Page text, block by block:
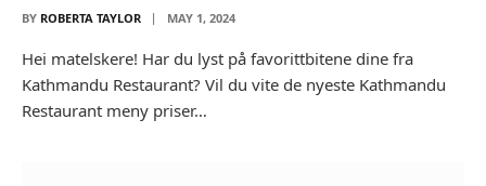
BY ROBERTA TAYLOR MAY 1, 2024
Hei matelskere! Har du lyst på favorittbitene dine fra
Kathmandu Restaurant? Vil du vite de nyeste Kathmandu
Restaurant meny priser…